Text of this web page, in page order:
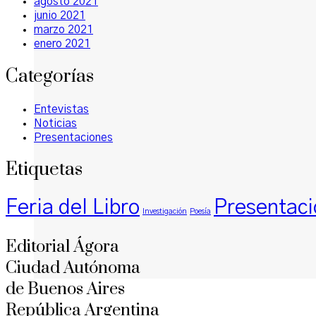
junio 2021
marzo 2021
enero 2021
Categorías
Entevistas
Noticias
Presentaciones
Etiquetas
Feria del Libro Investigación Poesía
Editorial Ágora
Ciudad Autónoma
de Buenos Aires
República Argentina